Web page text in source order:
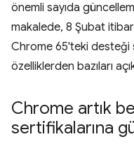
önemli sayıda
makalede, 8 Şubat
Chrome 65'teki desteği
özelliklerden bazıları
Chrome artık
sertifikalarına